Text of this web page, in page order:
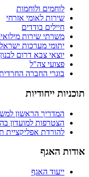
לוחמים ולוחמות
שירות לאומי אזרחי
חיילים בודדים
משרתי שירות
יתומי מערכות ישראל
יוצאי צבא דרום
פצועי צה"ל
בוגרי החברה
תוכניות ייחודיות
המדריך הראשון
הצטרפות למועדון
להורדת אפליקציית
אודות האגף
ייעוד האגף